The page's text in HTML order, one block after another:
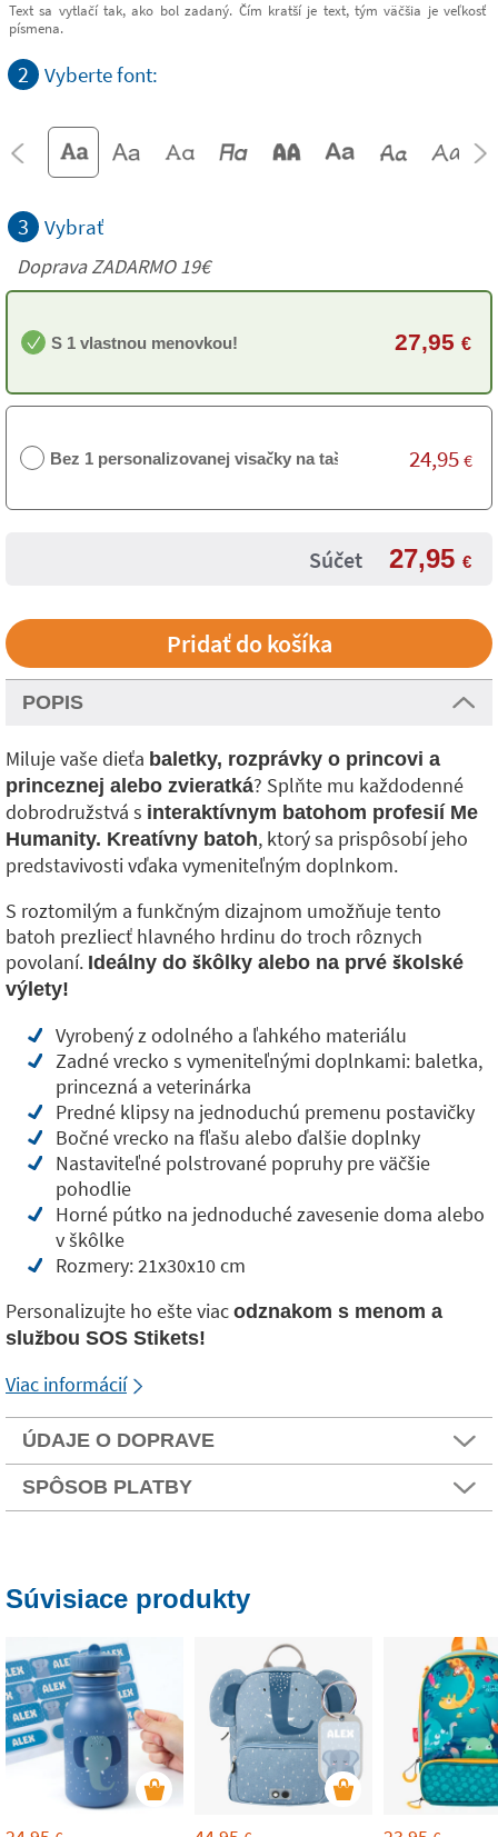
Text sa vytlačí tak, ako bol zadaný. Čím kratší je text, tým väčšia je veľkosť
písmena.
2 Vyberte font:
3 Vybrať
Doprava ZADARMO 19€
S 1 vlastnou menovkou! 27,95 €
Bez 1 personalizovanej visačky na tašku 24,95 €
Súčet 27,95 €
POPIS
Miluje vaše dieťa baletky, rozprávky o princovi a
princeznej alebo zvieratká? Splňte mu každodenné
dobrodružstvá s interaktívnym batohom profesií Me
Humanity. Kreatívny batoh, ktorý sa prispôsobí jeho
predstavivosti vďaka vymeniteľným doplnkom.
S roztomilým a funkčným dizajnom umožňuje tento
batoh prezliecť hlavného hrdinu do troch rôznych
povolaní. Ideálny do škôlky alebo na prvé školské
výlety!
Vyrobený z odolného a ľahkého materiálu
Zadné vrecko s vymeniteľnými doplnkami: baletka,
princezná a veterinárka
Predné klipsy na jednoduchú premenu postavičky
Bočné vrecko na fľašu alebo ďalšie doplnky
Nastaviteľné polstrované popruhy pre väčšie
pohodlie
Horné pútko na jednoduché zavesenie doma alebo
v škôlke
Rozmery: 21x30x10 cm
Personalizujte ho ešte viac odznakom s menom a
službou SOS Stikets!
Viac informácií
ÚDAJE O DOPRAVE
SPÔSOB PLATBY
Súvisiace produkty